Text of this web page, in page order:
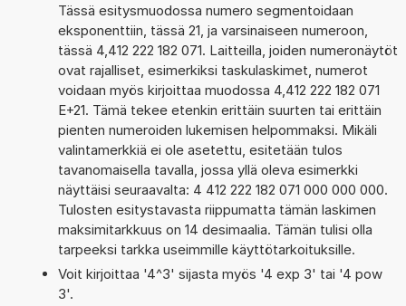
Tässä esitysmuodossa numero segmentoidaan
eksponenttiin, tässä 21, ja varsinaiseen numeroon,
tässä 4,412 222 182 071. Laitteilla, joiden numeronäytöt
ovat rajalliset, esimerkiksi taskulaskimet, numerot
voidaan myös kirjoittaa muodossa 4,412 222 182 071
E+21. Tämä tekee etenkin erittäin suurten tai erittäin
pienten numeroiden lukemisen helpommaksi. Mikäli
valintamerkkiä ei ole asetettu, esitetään tulos
tavanomaisella tavalla, jossa yllä oleva esimerkki
näyttäisi seuraavalta: 4 412 222 182 071 000 000 000.
Tulosten esitystavasta riippumatta tämän laskimen
maksimitarkkuus on 14 desimaalia. Tämän tulisi olla
tarpeeksi tarkka useimmille käyttötarkoituksille.
Voit kirjoittaa '4^3' sijasta myös '4 exp 3' tai '4 pow
3'.